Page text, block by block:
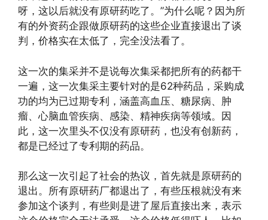
呀，这以后就没有原研药吃了。”为什么呢？因为所
有的外资药企跟做原研药的这些企业直接退出了谈
判，价格实在太低了，完全没法看了。
这一次的集采并不是说每次集采都把所有的药都干
一遍，这一次集采主要针对的是62种药品，采购成
功的均为已过期专利，涵盖高血压、糖尿病、肿
瘤、心脑血管疾病、感染、精神疾病等领域。因
此，这一次里头不仅没有原研药，也没有创新药，
都是已经过了专利期的药品。
那么这一次引起了社会的热议，首先就是原研药的
退出。所有原研药厂都退出了，有些压根就没有来
参加这个谈判，有些则是进了屋后直接出来，表示